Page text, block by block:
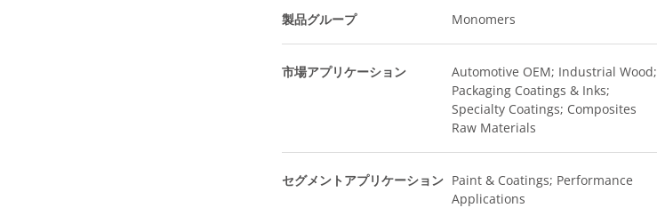
製品グループ Monomers
市場アプリケーション
Automotive OEM; Industrial Wood;
Packaging Coatings & Inks;
Specialty Coatings; Composites
Raw Materials
セグメントアプリケーション Paint & Coatings; Performance
Applications